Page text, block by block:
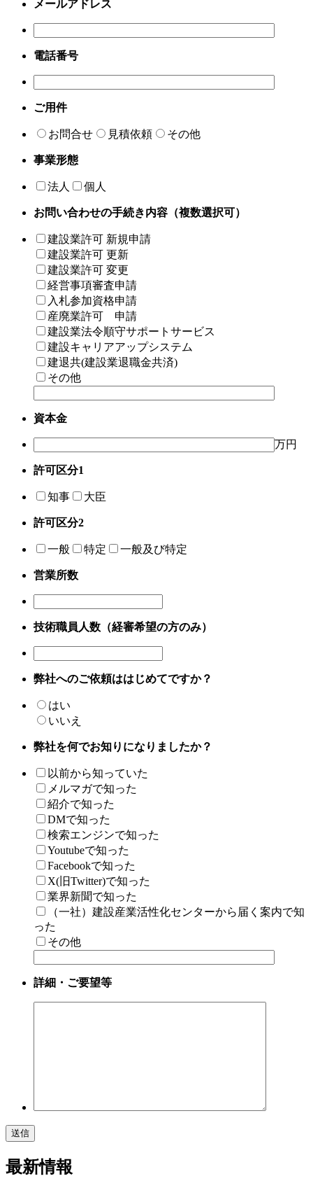
メールアドレス
電話番号
ご用件
お問合せ 見積依頼 その他
事業形態
法人 個人
お問い合わせの手続き内容（複数選択可）
建設業許可 新規申請
建設業許可 更新
建設業許可 変更
経営事項審査申請
入札参加資格申請
産廃業許可 申請
建設業法令順守サポートサービス
建設キャリアアップシステム
建退共(建設業退職金共済)
その他
資本金
万円
許可区分1
知事 大臣
許可区分2
一般 特定 一般及び特定
営業所数
技術職員人数（経審希望の方のみ）
弊社へのご依頼ははじめてですか？
はい
いいえ
弊社を何でお知りになりましたか？
以前から知っていた
メルマガで知った
紹介で知った
DMで知った
検索エンジンで知った
Youtubeで知った
Facebookで知った
X(旧Twitter)で知った
業界新聞で知った
（一社）建設産業活性化センターから届く案内で知
った
その他
詳細・ご要望等
最新情報